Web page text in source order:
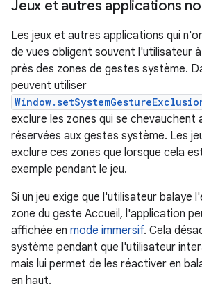
Jeux et autres applications
Les jeux et autres applications qui
de vues obligent souvent l'utilisateur
près des zones de gestes système.
peuvent utiliser
exclure les zones qui se chevauchent
réservées aux gestes système. Les
exclure ces zones que lorsque cela
exemple pendant le jeu.
Si un jeu exige que l'utilisateur balaye
zone du geste Accueil, l'application
affichée en mode immersif. Cela
système pendant que l'utilisateur
mais lui permet de les réactiver en
en haut.